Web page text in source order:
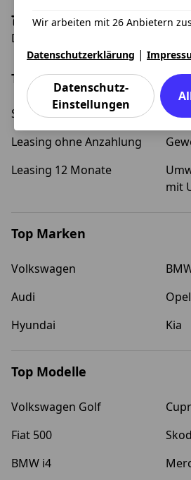
Die besten Leasing-Angebote und
Top Kategorien
Schnäppchen
Leasing ohne Anzahlung
Leasing 12 Monate
mit
Top Marken
Volkswagen
Audi
Opel
Hyundai
Kia
Top Modelle
Volkswagen Golf
Fiat 500
BMW i4
Wir arbeiten mit 26 Anbietern
Datenschutzerklärung |
Datenschutz-
Einstellungen